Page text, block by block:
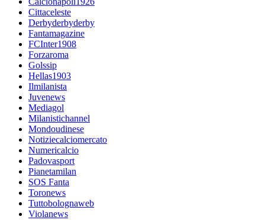
Cittaceleste
Derbyderbyderby
Fantamagazine
FCInter1908
Forzaroma
Golssip
Hellas1903
Ilmilanista
Juvenews
Mediagol
Milanistichannel
Mondoudinese
Notiziecalciomercato
Numericalcio
Padovasport
Pianetamilan
SOS Fanta
Toronews
Tuttobolognaweb
Violanews